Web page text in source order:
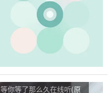
等你等了那么久在线听(原